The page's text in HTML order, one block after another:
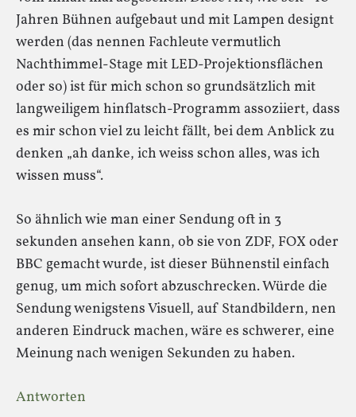
Jahren Bühnen aufgebaut und mit Lampen designt
werden (das nennen Fachleute vermutlich
Nachthimmel-Stage mit LED-Projektionsflächen
oder so) ist für mich schon so grundsätzlich mit
langweiligem hinflatsch-Programm assoziiert, dass
es mir schon viel zu leicht fällt, bei dem Anblick zu
denken „ah danke, ich weiss schon alles, was ich
wissen muss“.
So ähnlich wie man einer Sendung oft in 3
sekunden ansehen kann, ob sie von ZDF, FOX oder
BBC gemacht wurde, ist dieser Bühnenstil einfach
genug, um mich sofort abzuschrecken. Würde die
Sendung wenigstens Visuell, auf Standbildern, nen
anderen Eindruck machen, wäre es schwerer, eine
Meinung nach wenigen Sekunden zu haben.
Antworten